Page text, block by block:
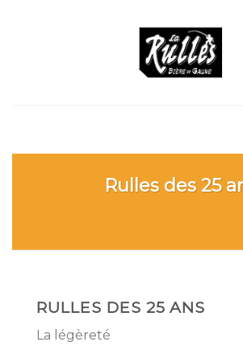
Rulles des 25
RULLES DES 25 ANS
La légèreté